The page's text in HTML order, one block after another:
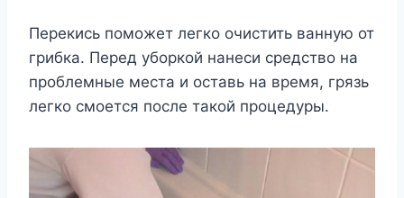
Перекись поможет легко очистить ванную от
грибка. Перед уборкой нанеси средство на
проблемные места и оставь на время, грязь
легко смоется после такой процедуры.